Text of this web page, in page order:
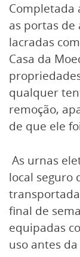
Completada
as portas de
lacradas
Casa da
qualquer
remoção,
de que ele
As urnas
local seguro
final de
equipadas
uso antes